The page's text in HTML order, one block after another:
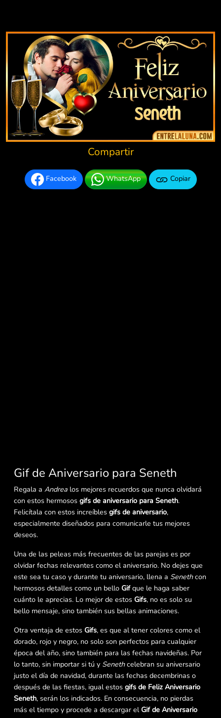
Compartir
Facebook WhatsApp Copiar
Gif de Aniversario para Seneth
Regala a Andrea los mejores recuerdos que nunca olvidará
con estos hermosos gifs de aniversario para Seneth.
Felicítala con estos increíbles gifs de aniversario,
especialmente diseñados para comunicarle tus mejores
deseos.
Una de las peleas más frecuentes de las parejas es por
olvidar fechas relevantes como el aniversario. No dejes que
este sea tu caso y durante tu aniversario, llena a Senethcon
hermosos detalles como un bello Gifque le haga saber
cuánto le aprecias. Lo mejor de estos Gifs, no es solo su
bello mensaje, sino también sus bellas animaciones.
Otra ventaja de estos Gifs, es que al tener colores como el
dorado, rojo y negro, no solo son perfectos para cualquier
época del año, sino también para las fechas navideñas. Por
lo tanto, sin importar si tú y Senethcelebran su aniversario
justo el día de navidad, durante las fechas decembrinas o
después de las fiestas, igual estos gifs de Feliz Aniversario
Seneth, serán los indicados. En consecuencia, no pierdas
más el tiempo y procede a descargar elGif de Aniversario